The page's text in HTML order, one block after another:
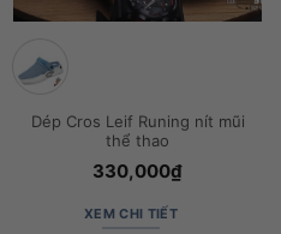
Dép Cros Leif Runing nít mũi
thể thao
330,000₫
XEM CHI TIẾT